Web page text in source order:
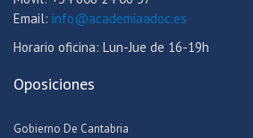
Email: info@academiaadoc.es
Horario oficina: Lun-Jue de 16-19h
Oposiciones
Gobierno De Cantabria